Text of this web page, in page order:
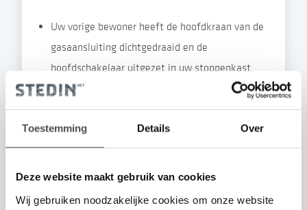
Toestemming Details Over
Deze website maakt gebruik van cookies
Wij gebruiken noodzakelijke cookies om onze website
Uw vorige bewoner heeft de hoofdkraan van de
gasaansluiting dichtgedraaid en de
hoofdschakelaar uitgezet in uw stoppenkast.
Lees de uitleg over
U heeft geen gas- en/of
elektriciteitsaansluiting. Vraag een
U heeft geen energiemeter. Vraag deze aan bij